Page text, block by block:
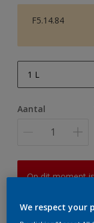
F5.14.84
1 L
10 L
Aantal
Op dit moment
er hard aan om
We respect your